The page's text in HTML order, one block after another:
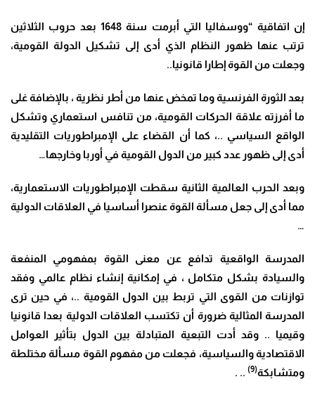
إن اتفاقية “ووسفاليا التي أبرمت سنة 1648 بعد حروب الثلاثين
ترتب عنها ظهور النظام الذي أدى إلى تشكيل الدولة القومية،
وجعلت من القوة إطارا قانونيا..
بعد الثورة الفرنسية وما تمخض عنها من أطر نظرية ، بالإضافة غلى
ما أفرزته علاقة الحركات القومية، من تنافس استعماري وتشكل
الواقع السياسي ..، كما أن القضاء على الإمبراطوريات التقليدية
أدى إلى ظهور عدد كبير من الدول القومية في أوربا وخارجها…
وبعد الحرب العالمية الثانية سقطت الإمبراطوريات الاستعمارية،
مما أدى إلى جعل مسألة القوة عنصرا أساسيا في العلاقات الدولية
…
المدرسة الواقعية تدافع عن معنى القوة بمفهومي المنفعة
والسيادة بشكل متكامل ، في إمكانية إنشاء نظام عالمي وفقد
توازنات من القوى التي تربط بين الدول القومية ..، في حين ترى
المدرسة المثالية ضرورة أن تكتسب العلاقات الدولية بعدا قانونيا
وقيميا .. وقد أدت التبعية المتبادلة بين الدول بتأثير العوامل
الاقتصادية والسياسية، فجعلت من مفهوم القوة مسألة مختلطة
ومتشابكة(9)
.. .